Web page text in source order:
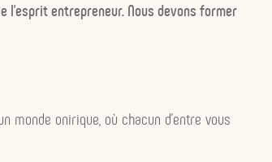
l’esprit entrepreneur. Nous devons former
monde onirique, où chacun d’entre vous